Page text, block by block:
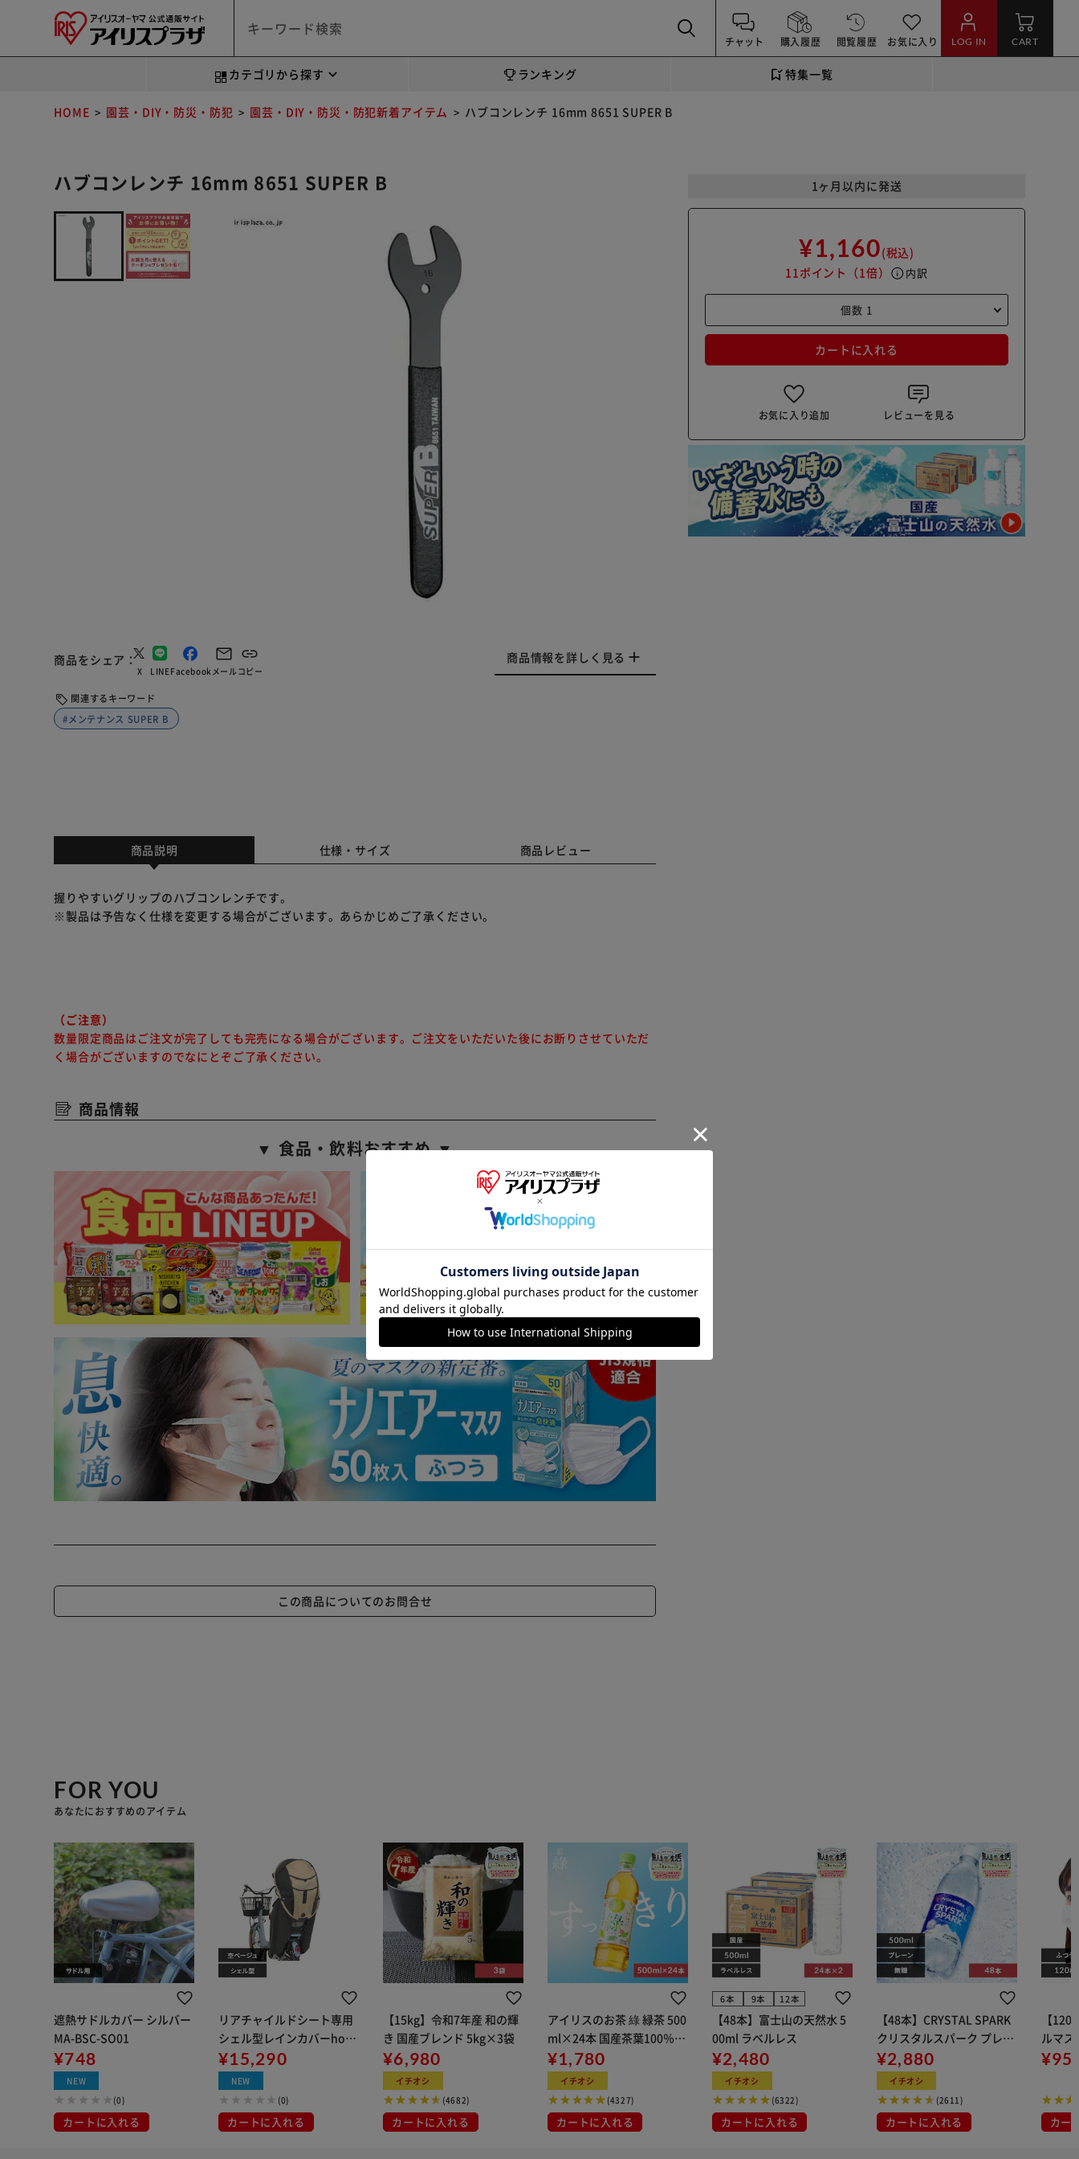
チャット 購入履歴 閲覧履歴 お気に入り LOG IN CART
カテゴリから探す ランキング 特集一覧
HOME 園芸・DIY・防災・防犯 園芸・DIY・防災・防犯新着アイテム ハブコンレンチ 16mm 8651 SUPER B
ハブコンレンチ 16mm 8651 SUPER B
商品をシェア
X LINEFacebook メールコピー
商品情報を詳しく見る
関連するキーワード
#メンテナンス SUPER B
1ヶ月以内に発送
¥1,160(税込)
11ポイント （1倍） info 内訳
カートに入れる
お気に入り追加 レビューを見る
商品説明 仕様・サイズ 商品レビュー
握りやすいグリップのハブコンレンチです。
※製品は予告なく仕様を変更する場合がございます。あらかじめご了承ください。
（ご注意）
数量限定商品はご注文が完了しても完売になる場合がございます。ご注文をいただいた後にお断りさせていただ
く場合がございますのでなにとぞご了承ください。
商品情報
▼ 食品・飲料おすすめ ▼
この商品についてのお問合せ
FOR YOU
あなたにおすすめのアイテム
遮熱サドルカバー シルバー
MA-BSC-SO01
¥748
NEW
(0)
カートに入れる
リアチャイルドシート専用
シェル型レインカバーhoro
MA-D5RG07 杢ベージュ
¥15,290
NEW
(0)
カートに入れる
【15kg】令和7年産 和の輝
き 国産ブレンド 5kg×3袋
¥6,980
イチオシ
(4682)
カートに入れる
アイリスのお茶 綠 緑茶 500
ml×24本 国産茶葉100％使
用
¥1,780
イチオシ
(4327)
カートに入れる
6本 9本 12本
【48本】富士山の天然水 5
00ml ラベルレス
¥2,480
イチオシ
(6322)
カートに入れる
【48本】CRYSTAL SPARK
クリスタルスパーク プレー
ン 500ml
¥2,880
イチオシ
(2611)
カートに入れる
【
ルマ
イト 大容量
布
カー
※ご確認ください